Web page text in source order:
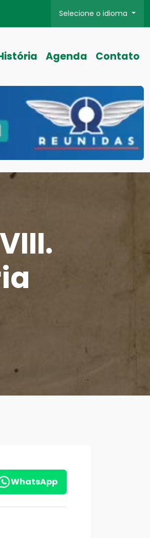
Selecione o idioma
Agenda Contato
WhatsApp